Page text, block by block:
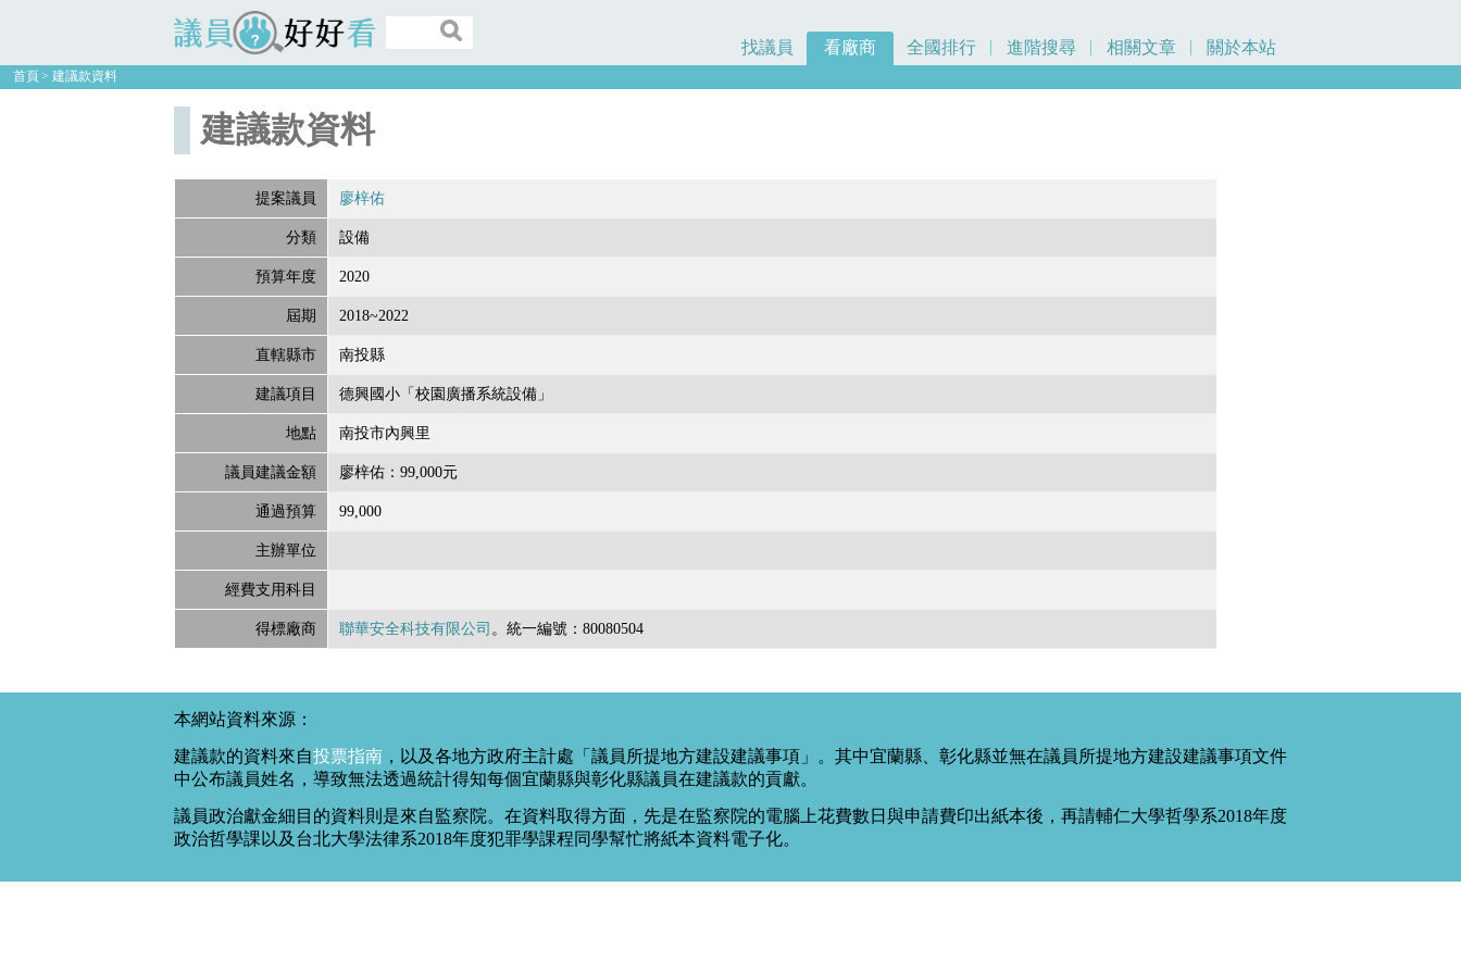
議員好好看
找議員 看廠商 全國排行 進階搜尋 相關文章 關於本站
首頁 建議款資料
建議款資料
提案議員 廖梓佑
分類 設備
預算年度 2020
屆期 2018~2022
直轄縣市 南投縣
建議項目 德興國小「校園廣播系統設備」
地點 南投市內興里
議員建議金額 廖梓佑：99,000元
通過預算 99,000
主辦單位
經費支用科目
得標廠商 聯華安全科技有限公司 。統一編號：80080504
本網站資料來源：
建議款的資料來自投票指南 ，以及各地方政府主計處「議員所提地方建設建議事項」。其中宜蘭縣、彰化縣並無在議員所提地方建設建議事項文件
中公布議員姓名，導致無法透過統計得知每個宜蘭縣與彰化縣議員在建議款的貢獻。
議員政治獻金細目的資料則是來自監察院。在資料取得方面，先是在監察院的電腦上花費數日與申請費印出紙本後，再請輔仁大學哲學系2018年度
政治哲學課以及台北大學法律系2018年度犯罪學課程同學幫忙將紙本資料電子化。